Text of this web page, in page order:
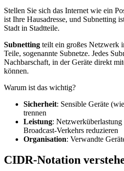
Stellen Sie sich das Internet wie ein
ist Ihre Hausadresse, und Subnetting
Stadt in Stadtteile.
Subnetting teilt ein großes Netzwerk
Teile, sogenannte Subnetze. Jedes
Nachbarschaft, in der Geräte direkt
können.
Warum ist das wichtig?
Sicherheit: Sensible Geräte
trennen
Leistung:
Broadcast-Verkehrs reduzieren
Organisation: Verwandte
CIDR-Notation